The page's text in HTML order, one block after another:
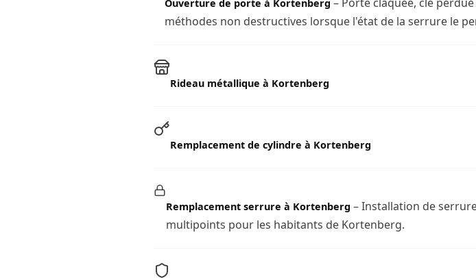
Ouverture de porte à Kortenberg – Porte claquée, clé
méthodes non destructives lorsque l'état de la serrure le
Rideau métallique à Kortenberg
Remplacement de cylindre à Kortenberg
Remplacement serrure à Kortenberg – Installation de
multipoints pour les habitants de Kortenberg.